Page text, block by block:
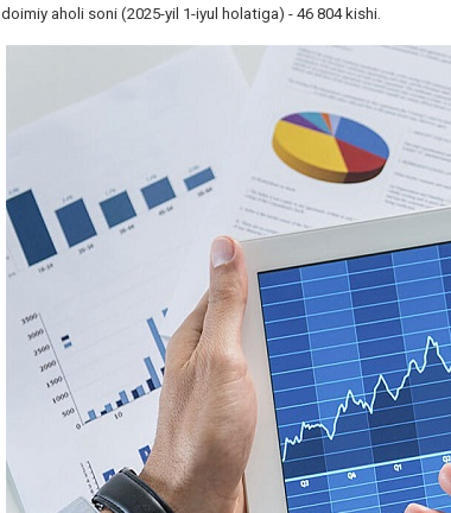
doimiy aholi soni (2025-yil 1-iyul holatiga) - 46 804 kishi.